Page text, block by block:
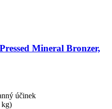
Pressed Mineral Bronzer,
účinek
kg)